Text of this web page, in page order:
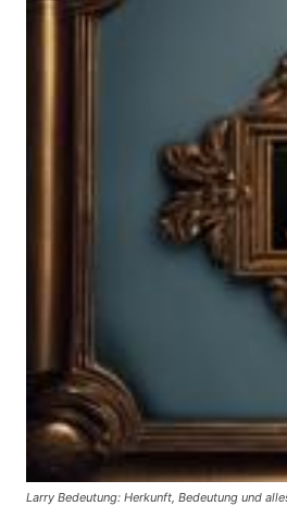
Larry Bedeutung: Herkunft, Bedeutung und